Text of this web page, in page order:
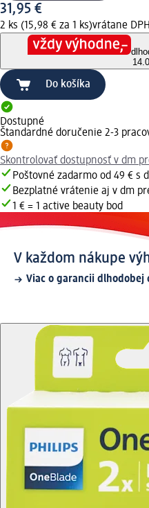
31,95 €
2 ks (15,98 € za 1 ks)vrátane
Do košíka
Dostupné
Štandardné doručenie 2-3
Skontrolovať dostupnosť v dm
Poštovné zadarmo od 49 € s
Bezplatné vrátenie aj v dm
1 € = 1 active beauty bod
V každom nákupe
Viac o garancii dlhodobej